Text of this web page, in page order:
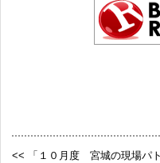
<< 「１０月度 宮城の現場パ